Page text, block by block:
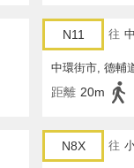
N11 往
中環街市, 德輔
距離 20m
N8X 往